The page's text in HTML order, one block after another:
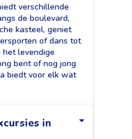
verschillende
de boulevard,
kasteel, geniet
of dans tot
het levendige
bent of nog jong
biedt voor elk wat
in